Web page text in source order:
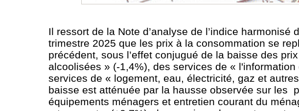
Il ressort de la Note d’analyse de l’indice
trimestre 2025 que les prix à la consommation se
précédent, sous l’effet conjugué de la baisse des
alcoolisées » (-1,4%), des services de «
services de « logement, eau, électricité, gaz et
baisse est atténuée par la hausse observée sur les
équipements ménagers et entretien courant du